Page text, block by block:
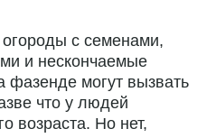
с семенами,
и нескончаемые
фазенде могут вызвать
что у людей
возраста. Но нет,